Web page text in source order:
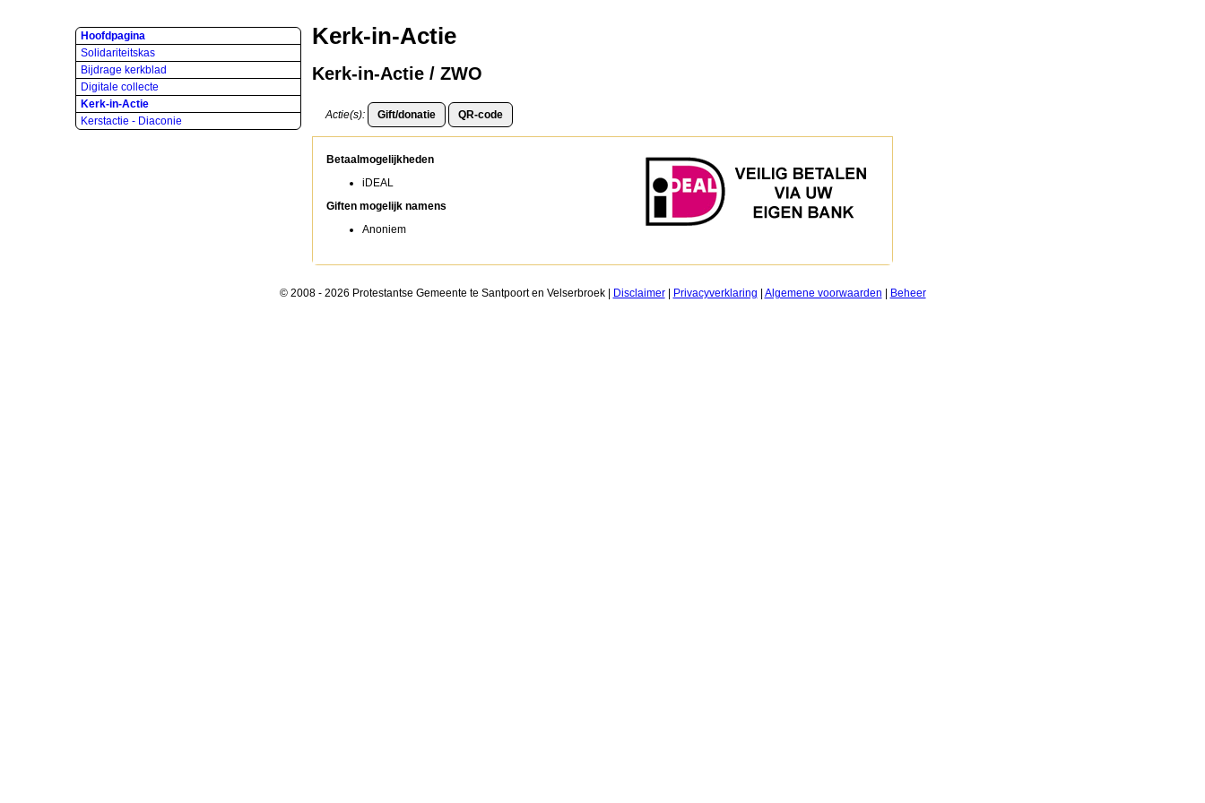
Kerk-in-Actie
Kerk-in-Actie / ZWO
Actie(s):
Betaalmogelijkheden
iDEAL
Giften mogelijk namens
Anoniem
Hoofdpagina
Solidariteitskas
Bijdrage kerkblad
Digitale collecte
Kerk-in-Actie
Kerstactie - Diaconie
© 2008 - 2026 Protestantse Gemeente te Santpoort en Velserbroek | Disclaimer| Privacyverklaring Algemene voorwaarden Beheer